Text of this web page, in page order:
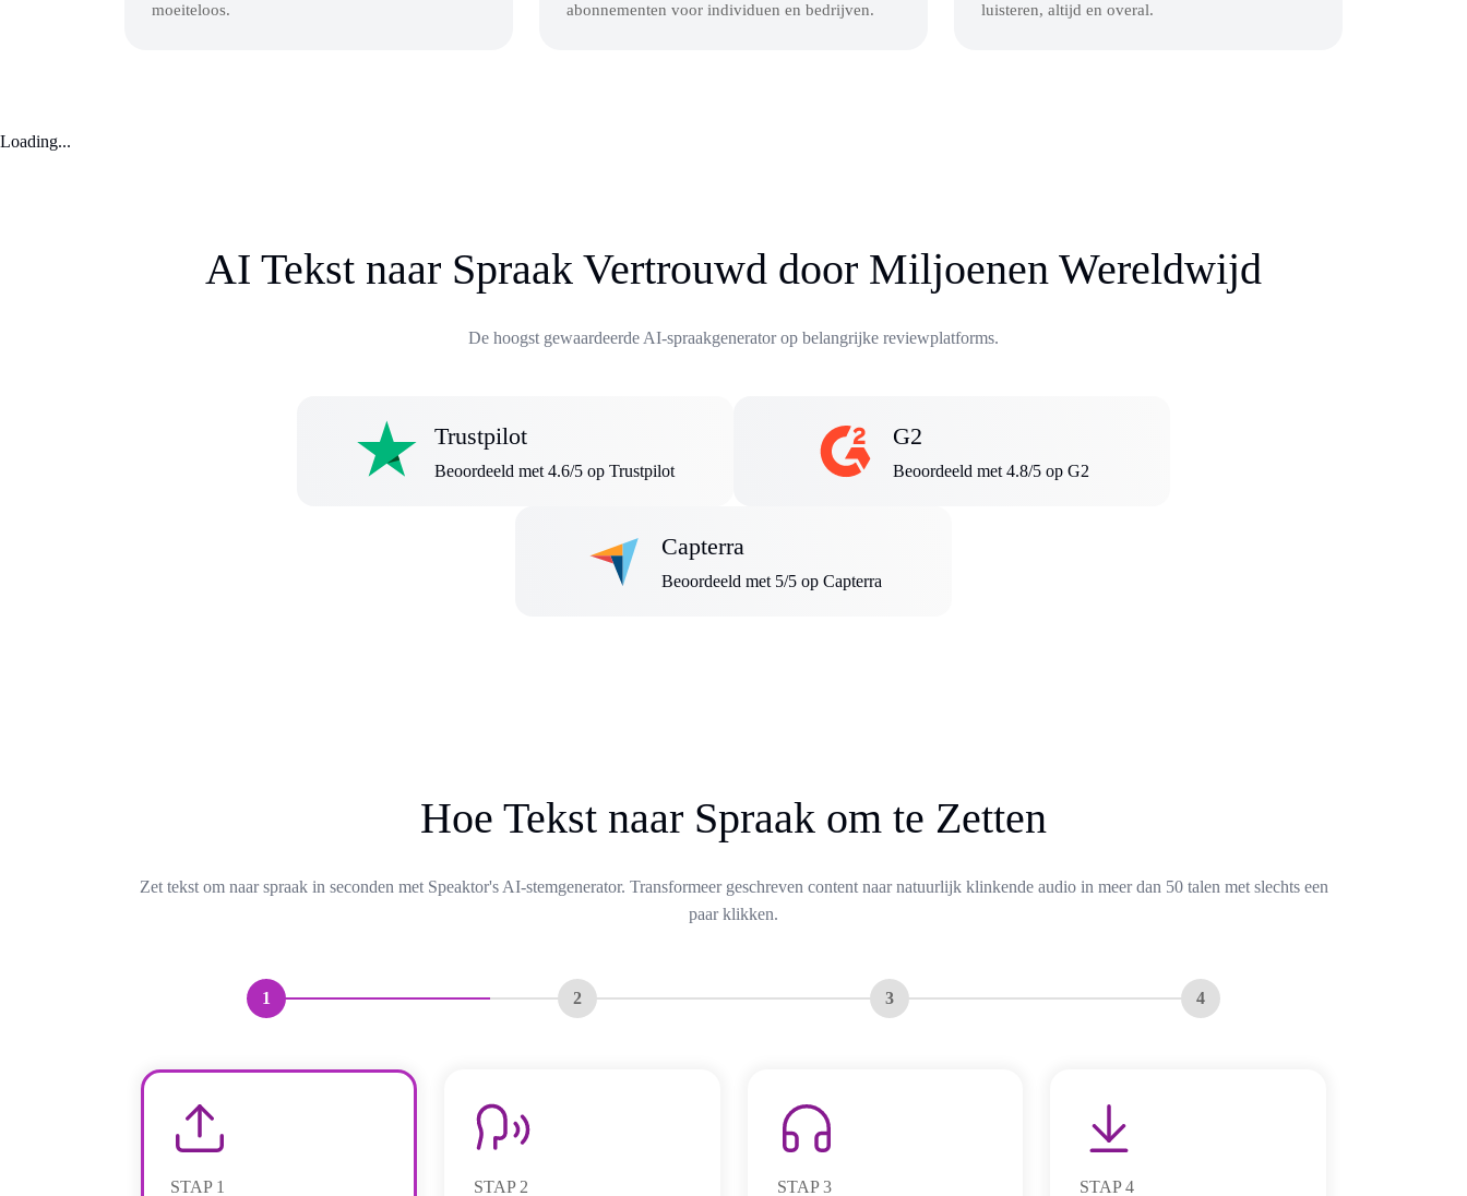
moeiteloos.
abonnementen voor individuen en bedrijven.
luisteren, altijd en overal.
Loading...
AI Tekst naar Spraak Vertrouwd door Miljoenen Wereldwijd
De hoogst gewaardeerde AI-spraakgenerator op belangrijke reviewplatforms.
Trustpilot
Beoordeeld met 4.6/5 op Trustpilot
G2
Beoordeeld met 4.8/5 op G2
Capterra
Beoordeeld met 5/5 op Capterra
Hoe Tekst naar Spraak om te Zetten
Zet tekst om naar spraak in seconden met Speaktor's AI-stemgenerator. Transformeer geschreven content naar natuurlijk klinkende audio in meer dan 50 talen met slechts een
paar klikken.
1 2 3 4
STAP 1 STAP 2 STAP 3 STAP 4